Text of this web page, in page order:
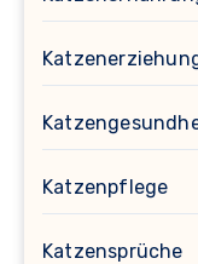
Katzenpflege
Katzensprüche